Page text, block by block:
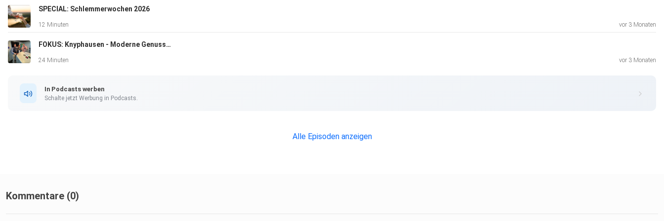
SPECIAL: Schlemmerwochen 2026
12 Minuten vor 3 Monaten
FOKUS: Knyphausen - Moderne Genusskonzepte und alte Weinkultur vereint
24 Minuten vor 3 Monaten
In Podcasts werben
Schalte jetzt Werbung in Podcasts.
Alle Episoden anzeigen
Kommentare (0)